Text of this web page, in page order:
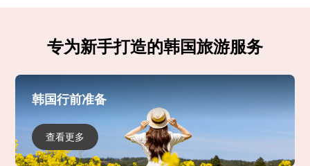
专为新手打造的韩国旅游服务
韩国行前准备
查看更多